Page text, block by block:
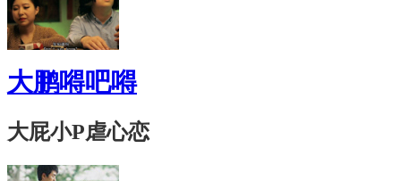
大鹏嘚吧嘚
大屁小P虐心恋